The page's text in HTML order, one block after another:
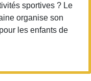
sportives ? Le
organise son
les enfants de